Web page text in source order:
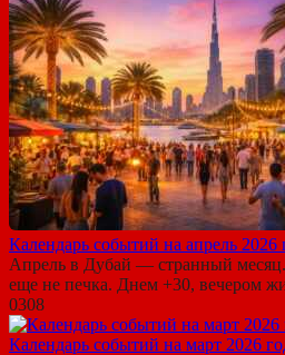
Календарь событий на апрель 2026
Апрель в Дубай — странный
еще не печка. Днем +30, вечером
0308
Календарь событий на март 2026